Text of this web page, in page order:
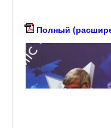
Полный